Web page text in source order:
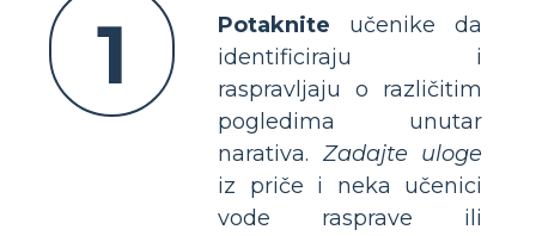
1 Potaknite učenike da
identificiraju i
raspravljaju o različitim
pogledima unutar
narativa. Zadajte uloge
iz priče i neka učenici
vode rasprave ili